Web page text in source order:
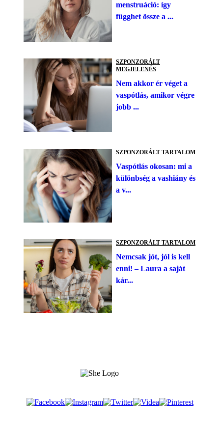
menstruáció: így
függhet össze a ...
SZPONZORÁLT
MEGJELENÉS
Nem akkor ér véget a
vaspótlás, amikor végre
jobb ...
SZPONZORÁLT TARTALOM
Vaspótlás okosan: mi a
különbség a vashiány és
a v...
SZPONZORÁLT TARTALOM
Nemcsak jót, jól is kell
enni! – Laura a saját
kár...